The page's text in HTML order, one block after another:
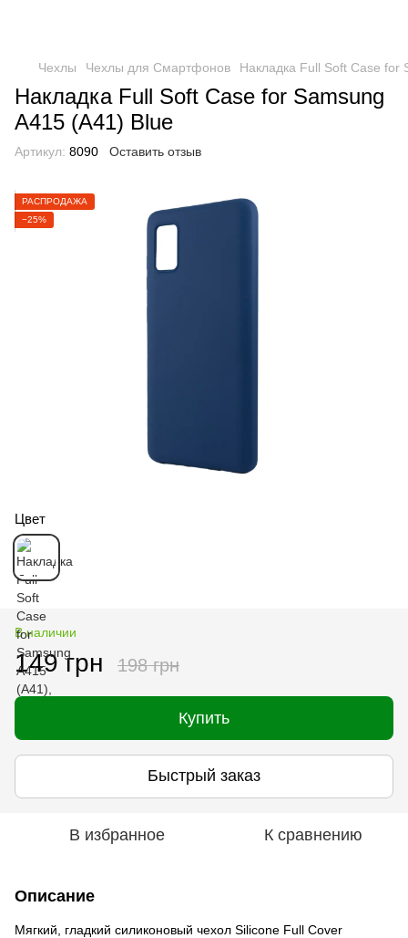
Чехлы Чехлы для Смартфонов Накладка Full Soft Case for
Накладка Full Soft Case for Samsung
A415 (A41) Blue
Артикул: 8090 Оставить отзыв
РАСПРОДАЖА
−25%
Цвет
В наличии
149 грн 198 грн
Купить
Быстрый заказ
В избранное К сравнению
Описание
Мягкий, гладкий силиконовый чехол Silicone Full Cover